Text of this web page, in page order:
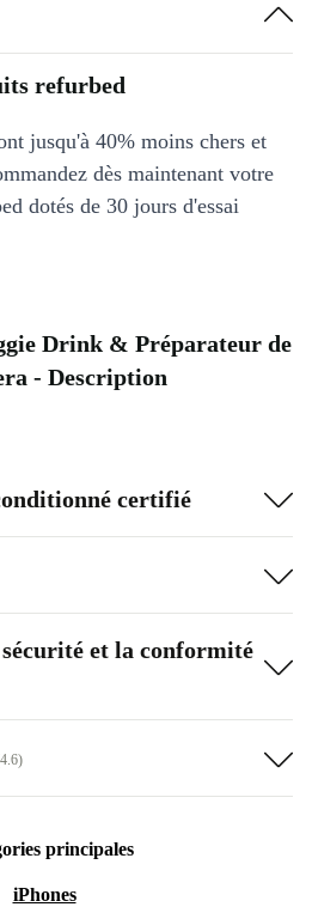
refurbed
jusqu'à 40% moins chers et
dès maintenant votre
dotés de 30 jours d'essai
Drink & Préparateur de
- Description
certifié
et la conformité
principales
iPhones